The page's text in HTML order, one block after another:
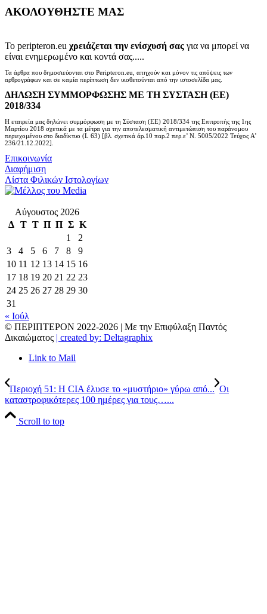
ΑΚΟΛΟΥΘΗΣΤΕ ΜΑΣ
Το peripteron.eu χρειάζεται την ενίσχυσή σας για να μπορεί να
είναι ενημερωμένο και κοντά σας.....
Τα άρθρα που δημοσιεύονται στο Peripteron.eu, απηχούν και μόνον τις απόψεις των
αρθρογράφων και σε καμία περίπτωση δεν υιοθετούνται από την ιστοσελίδα μας.
ΔΗΛΩΣΗ ΣΥΜΜΟΡΦΩΣΗΣ ΜΕ ΤΗ ΣΥΣΤΑΣΗ (ΕΕ)
2018/334
Η εταιρεία μας δηλώνει συμμόρφωση με τη Σύσταση (ΕΕ) 2018/334 της Επιτροπής της 1ης
Μαρτίου 2018 σχετικά με τα μέτρα για την αποτελεσματική αντιμετώπιση του παράνομου
περιεχομένου στο διαδίκτυο (L 63) [βλ. σχετικά άρ.10 παρ.2 περ.ε’ Ν. 5005/2022 Τεύχος A’
236/21.12.2022].
Επικοινωνία
Διαφήμιση
Λίστα Φιλικών Ιστολογίων
Αύγουστος 2026
Δ Τ Τ Π Π Σ Κ
1
2
3
4 5 6 7 8
9
10 11 12 13 14 15 16
17 18 19 20 21 22 23
24 25 26 27 28 29 30
31
« Ιούλ
© ΠΕΡΙΠΤΕΡΟΝ 2022-2026 | Με την Επιφύλαξη Παντός
Δικαιώματος | created by: Deltagraphix
Link to Mail
Περιοχή 51: Η CIA έλυσε το «μυστήριο» γύρω από... Οι
καταστροφικότερες 100 ημέρες για τους…...
Scroll to top